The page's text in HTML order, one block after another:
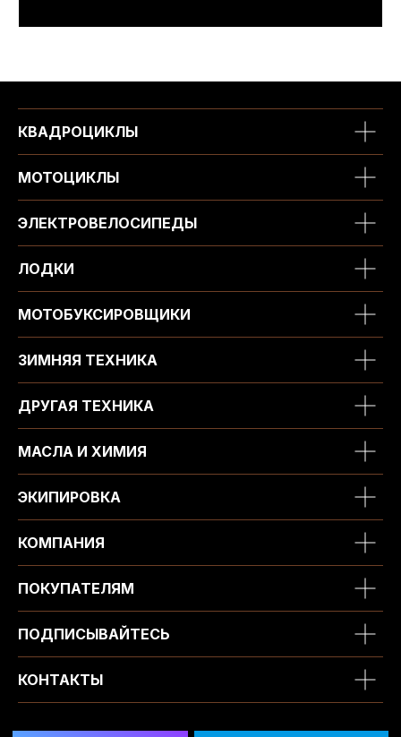
КВАДРОЦИКЛЫ
МОТОЦИКЛЫ
ЭЛЕКТРОВЕЛОСИПЕДЫ
ЛОДКИ
МОТОБУКСИРОВЩИКИ
ЗИМНЯЯ ТЕХНИКА
ДРУГАЯ ТЕХНИКА
МАСЛА И ХИМИЯ
ЭКИПИРОВКА
КОМПАНИЯ
ПОКУПАТЕЛЯМ
ПОДПИСЫВАЙТЕСЬ
КОНТАКТЫ